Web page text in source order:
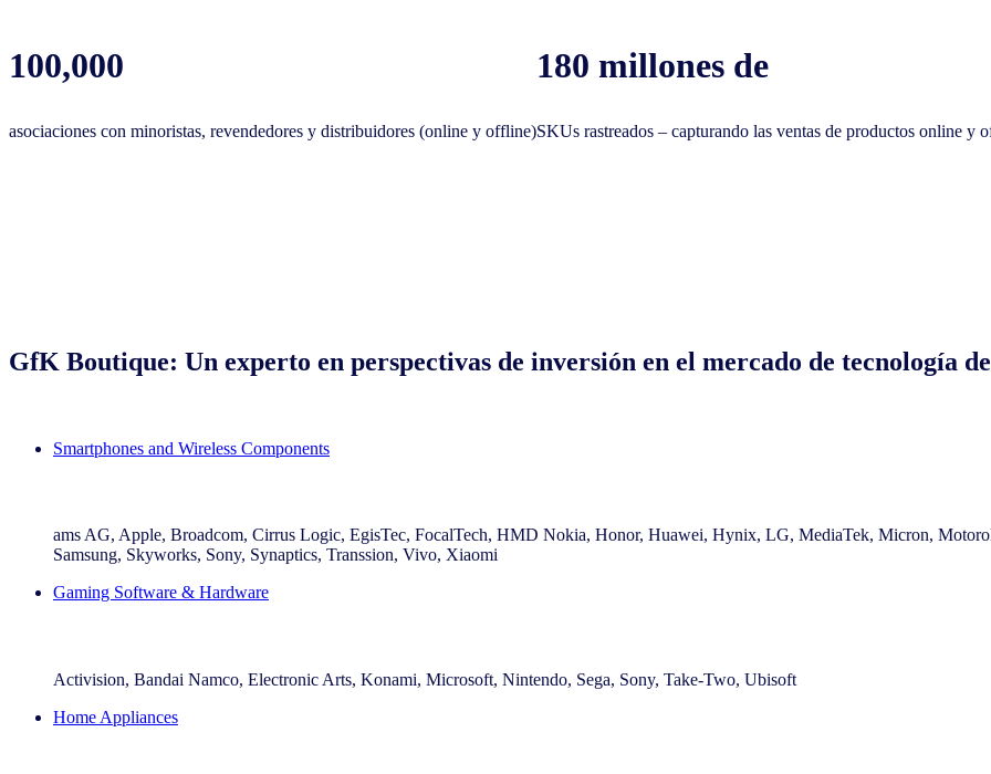
100,000
asociaciones con minoristas, revendedores y distribuidores (online y offline)
180 millones de
SKUs rastreados – capturando las ventas de productos online y
GfK Boutique: Un experto en perspectivas de inversión en el mercado de tecnología
Smartphones and Wireless Components
ams AG, Apple, Broadcom, Cirrus Logic, EgisTec, FocalTech, HMD Nokia, Honor, Huawei, Hynix, LG, MediaTek, Micron,
Samsung, Skyworks, Sony, Synaptics, Transsion, Vivo, Xiaomi
Gaming Software & Hardware
Activision, Bandai Namco, Electronic Arts, Konami, Microsoft, Nintendo, Sega, Sony, Take-Two, Ubisoft
Home Appliances